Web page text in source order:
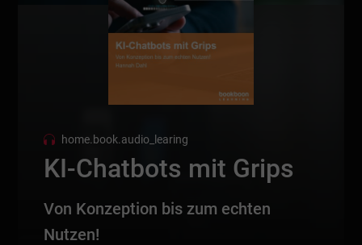
home.book.audio_learing
KI-Chatbots mit Grips
Von Konzeption bis zum echten
Nutzen!